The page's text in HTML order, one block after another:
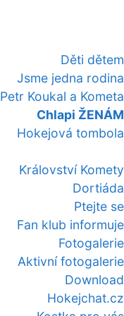
Děti dětem
Jsme jedna rodina
Petr Koukal a Kometa
Chlapi ŽENÁM
Hokejová tombola
Království Komety
Dortiáda
Ptejte se
Fan klub informuje
Fotogalerie
Aktivní fotogalerie
Download
Hokejchat.cz